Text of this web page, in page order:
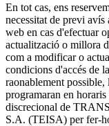
En tot cas, ens
necessitat de previ avís
web en cas d'efectuar
actualització o millora
com a modificar o
condicions d'accés de
raonablement possible,
programaran en
discrecional de
S.A. (TEISA) per fer-